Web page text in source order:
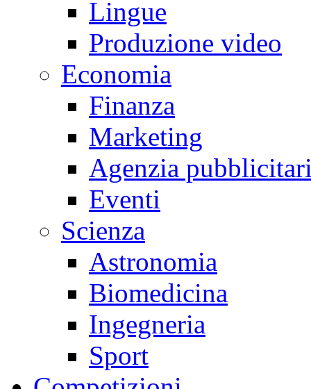
Lingue
Produzione video
Economia
Finanza
Marketing
Agenzia
Eventi
Scienza
Astronomia
Biomedicina
Ingegneria
Sport